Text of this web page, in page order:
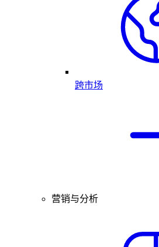
跨市场
营销与分析